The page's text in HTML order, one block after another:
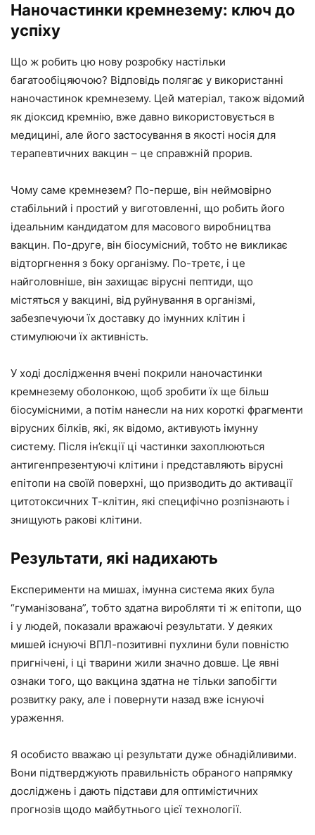
Наночастинки кремнезему: ключ до
успіху
Що ж робить цю нову розробку настільки
багатообіцяючою? Відповідь полягає у використанні
наночастинок кремнезему. Цей матеріал, також відомий
як діоксид кремнію, вже давно використовується в
медицині, але його застосування в якості носія для
терапевтичних вакцин – це справжній прорив.
Чому саме кремнезем? По-перше, він неймовірно
стабільний і простий у виготовленні, що робить його
ідеальним кандидатом для масового виробництва
вакцин. По-друге, він біосумісний, тобто не викликає
відторгнення з боку організму. По-третє, і це
найголовніше, він захищає вірусні пептиди, що
містяться у вакцині, від руйнування в організмі,
забезпечуючи їх доставку до імунних клітин і
стимулюючи їх активність.
У ході дослідження вчені покрили наночастинки
кремнезему оболонкою, щоб зробити їх ще більш
біосумісними, а потім нанесли на них короткі фрагменти
вірусних білків, які, як відомо, активують імунну
систему. Після ін’єкції ці частинки захоплюються
антигенпрезентуючі клітини і представляють вірусні
епітопи на своїй поверхні, що призводить до активації
цитотоксичних Т-клітин, які специфічно розпізнають і
знищують ракові клітини.
Результати, які надихають
Експерименти на мишах, імунна система яких була
“гуманізована”, тобто здатна виробляти ті ж епітопи, що
і у людей, показали вражаючі результати. У деяких
мишей існуючі ВПЛ-позитивні пухлини були повністю
пригнічені, і ці тварини жили значно довше. Це явні
ознаки того, що вакцина здатна не тільки запобігти
розвитку раку, але і повернути назад вже існуючі
ураження.
Я особисто вважаю ці результати дуже обнадійливими.
Вони підтверджують правильність обраного напрямку
досліджень і дають підстави для оптимістичних
прогнозів щодо майбутнього цієї технології.